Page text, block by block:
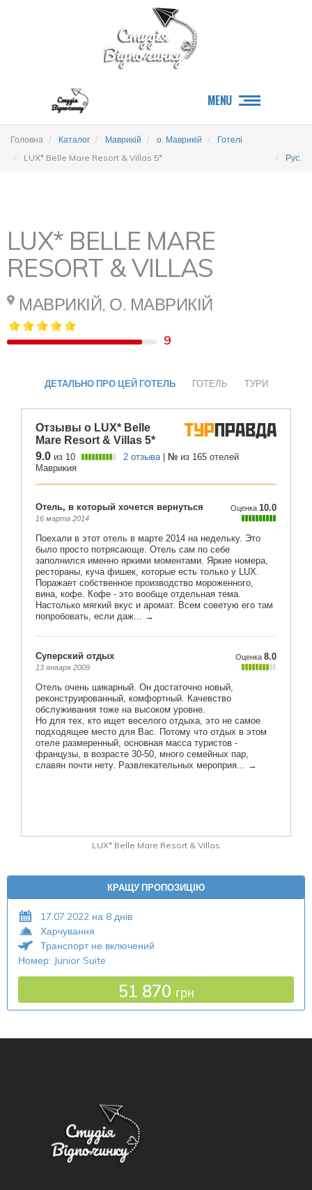
MENU
Головна Каталог Маврикій о. Маврикій
Готелі
LUX* Belle Mare Resort & Villas 5*
Рус.
LUX* BELLE MARE
RESORT & VILLAS
МАВРИКІЙ, О. МАВРИКІЙ
9
ДЕТАЛЬНО ПРО ЦЕЙ ГОТЕЛЬ ГОТЕЛЬ ТУРИ
LUX* Belle Mare Resort & Villas
КРАЩУ ПРОПОЗИЦІЮ
17.07.2022 на 8 днів
Харчування
Транспорт не включений
Номер: Junior Suite
51 870 грн